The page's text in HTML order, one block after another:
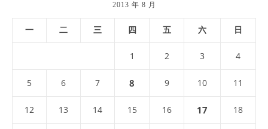
2013 年 8 月
一 二 三 四 五 六 日
1 2 3 4
5 6 7 8 9 10 11
12 13 14 15 16 17 18